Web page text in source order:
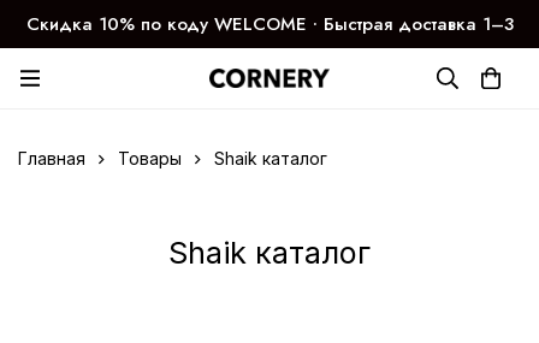
Скидка 10% по коду WELCOME ∙ Быстрая доставка 1–3
дня
Главная Товары Shaik каталог
Shaik каталог